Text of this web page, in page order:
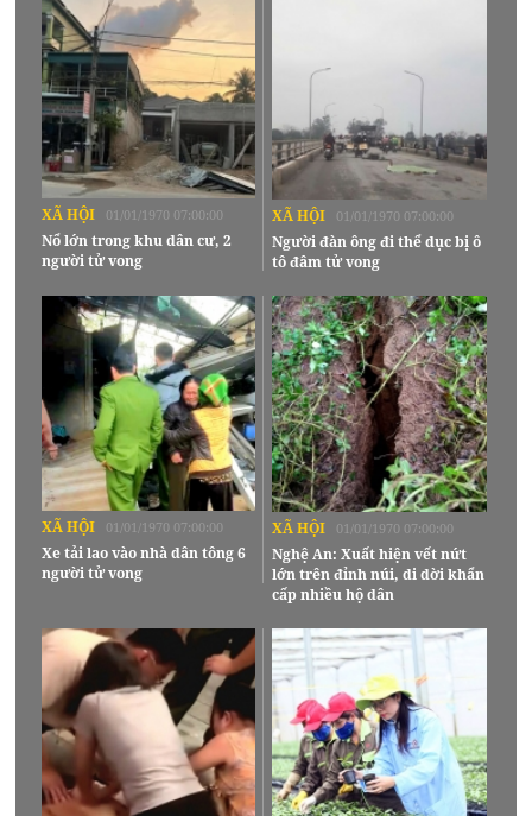
XÃ HỘI 01/01/1970 07:00:00
Nổ lớn trong khu dân cư, 2
người tử vong
XÃ HỘI 01/01/1970 07:00:00
Người đàn ông đi thể dục bị ô
tô đâm tử vong
XÃ HỘI 01/01/1970 07:00:00
Xe tải lao vào nhà dân tông 6
người tử vong
XÃ HỘI 01/01/1970 07:00:00
Nghệ An: Xuất hiện vết nứt
lớn trên đỉnh núi, di dời khẩn
cấp nhiều hộ dân